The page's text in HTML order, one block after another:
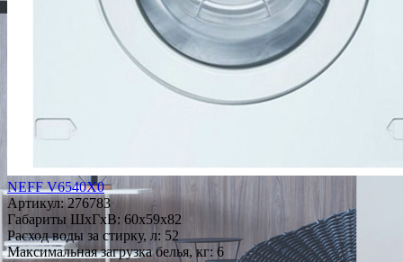
NEFF V6540X0
Артикул:276783
Габариты ШxГxВ: 60x59x82
Расход воды за стирку, л: 52
Максимальная загрузка белья, кг: 6